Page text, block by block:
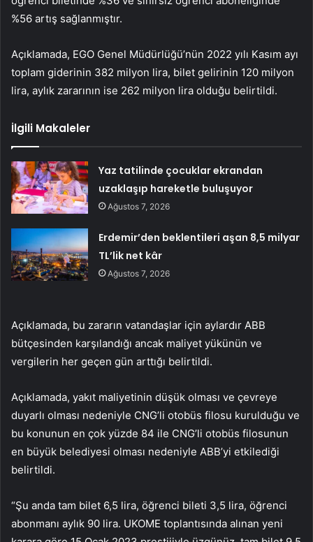
%56 artış sağlanmıştır.
Açıklamada, EGO Genel Müdürlüğü’nün 2022 yılı Kasım ayı
toplam giderinin 382 milyon lira, bilet gelirinin 120 milyon
lira, aylık zararının ise 262 milyon lira olduğu belirtildi.
İlgili Makaleler
Yaz tatilinde çocuklar ekrandan
uzaklaşıp hareketle buluşuyor
Ağustos 7, 2026
Erdemir’den beklentileri aşan 8,5 milyar
TL’lik net kâr
Ağustos 7, 2026
Açıklamada, bu zararın vatandaşlar için aylardır ABB
bütçesinden karşılandığı ancak maliyet yükünün ve
vergilerin her geçen gün arttığı belirtildi.
Açıklamada, yakıt maliyetinin düşük olması ve çevreye
duyarlı olması nedeniyle CNG’li otobüs filosu kurulduğu ve
bu konunun en çok yüzde 84 ile CNG’li otobüs filosunun
en büyük belediyesi olması nedeniyle ABB’yi etkilediği
belirtildi.
“Şu anda tam bilet 6,5 lira, öğrenci bileti 3,5 lira, öğrenci
abonmanı aylık 90 lira. UKOME toplantısında alınan yeni